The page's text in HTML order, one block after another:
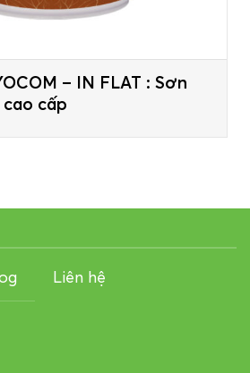
– IN FLAT : Sơn
cấp
Liên hệ